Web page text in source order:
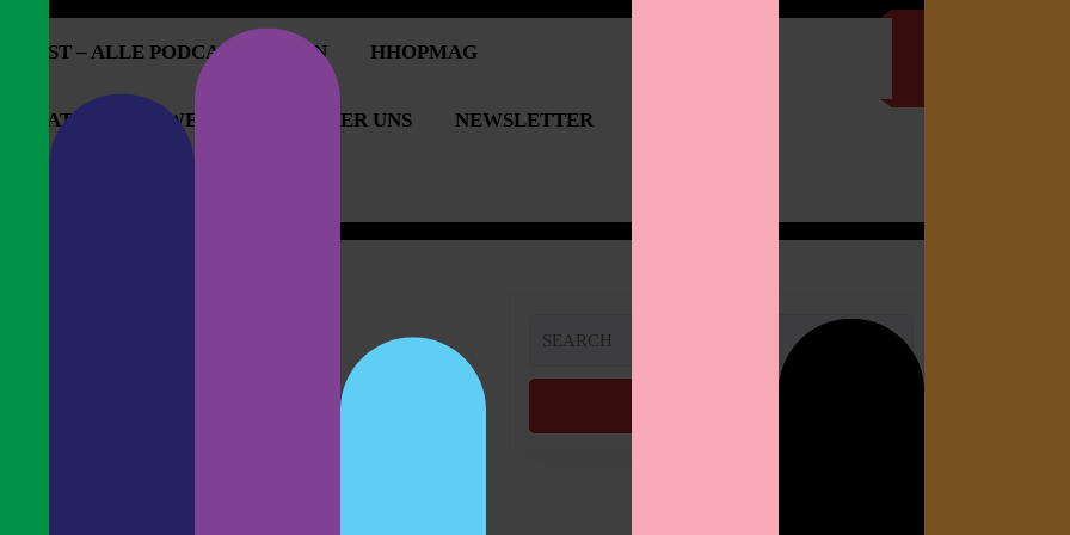
– ALLE PODCASTFOLGEN HHOPMAG
& WERBUNG ÜBER UNS NEWSLETTER
Christoph Raffelt
for: